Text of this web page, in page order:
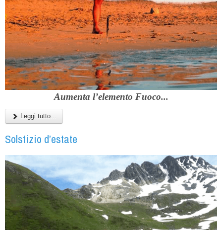
Aumenta l’elemento Fuoco...
Leggi tutto...
Solstizio d’estate